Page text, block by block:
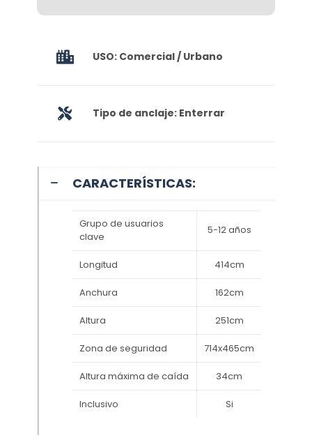
USO: Comercial / Urbano
Tipo de anclaje: Enterrar
CARACTERÍSTICAS:
Grupo de usuarios
clave
5-12 años
Longitud 414cm
Anchura 162cm
Altura 251cm
Zona de seguridad 714x465cm
Altura máxima de caída 34cm
Inclusivo Si